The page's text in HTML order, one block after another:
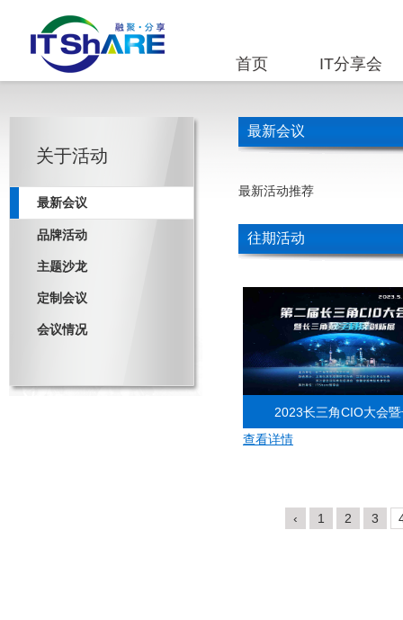
首页 IT分享会
关于活动
最新会议
品牌活动
主题沙龙
定制会议
会议情况
最新会议
最新活动推荐
往期活动
2023长三角CIO大会
查看详情
‹ 1 2 3